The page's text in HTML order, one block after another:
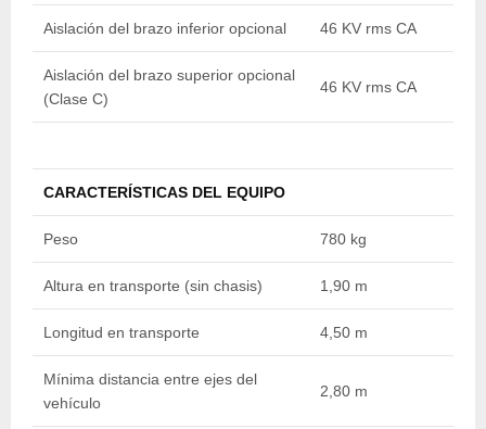
Aislación del brazo inferior opcional 46 KV rms CA
Aislación del brazo superior opcional
(Clase C)
46 KV rms CA
CARACTERÍSTICAS DEL EQUIPO
Peso 780 kg
Altura en transporte (sin chasis) 1,90 m
Longitud en transporte 4,50 m
Mínima distancia entre ejes del
vehículo
2,80 m